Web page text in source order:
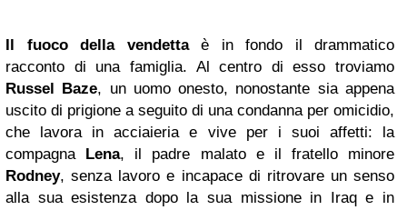
Il fuoco della vendettaè in fondo il drammatico
racconto di una famiglia. Al centro di esso troviamo
Russel Baze, un uomo onesto, nonostante sia appena
uscito di prigione a seguito di una condanna per omicidio,
che lavora in acciaieria e vive per i suoi affetti: la
compagna Lena, il padre malato e il fratello minore
Rodney, senza lavoro e incapace di ritrovare un senso
alla sua esistenza dopo la sua missione in Iraq e in